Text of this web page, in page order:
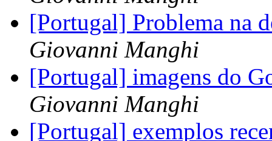
[Portugal] Problema na
Giovanni Manghi
[Portugal] imagens do
Giovanni Manghi
[Portugal] exemplos